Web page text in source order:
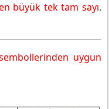
büyük tek tam sayı.
uygun